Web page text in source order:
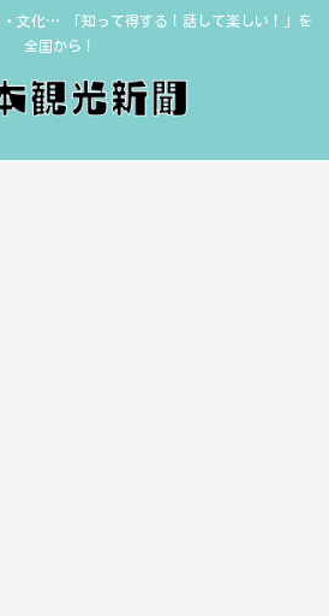
文化… 「知って得する！話して楽しい！」を
全国から！